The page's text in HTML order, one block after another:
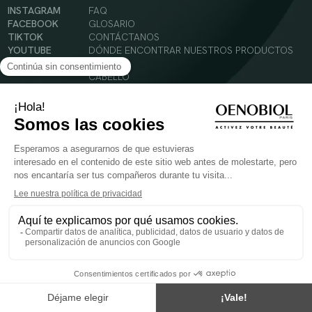
INSTAGRAM
FACEBOOK
TIKTOK
YOUTUBE
FAQ
GLOSARIO
CONTÁCTANOS
DÓNDE ENCONTRAR NUESTROS PRODUCTOS
SOLAR
CABELLO
© 2024 Oenobiol Paris
Condiciones Generales de Uso
Política de Privacidad
Menciones legales
PARA VUESTRA SALUD COMER AL MENOS 5 PIEZAS DE FRUTA Y LEGUMBRES AL DIA.
sano y no ser utilizados como sustitutos de un cuadro de vida sano y equilibrado. Solo
para adultos. Consulta atentamente el etiquetado de los productos antes de su uso.